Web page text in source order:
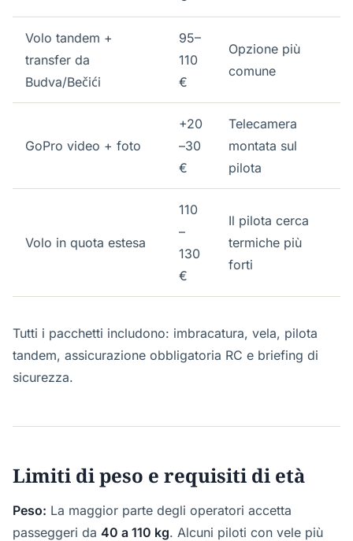
Volo tandem +
transfer da
Budva/Bečići
95–
110
€
Opzione più
comune
GoPro video + foto
+20
–30
€
Telecamera
montata sul
pilota
Volo in quota estesa
110
–
130
€
Il pilota cerca
termiche più
forti
Tutti i pacchetti includono: imbracatura, vela, pilota
tandem, assicurazione obbligatoria RC e briefing di
sicurezza.
Limiti di peso e requisiti di età
Peso: La maggior parte degli operatori accetta
passeggeri da 40 a 110 kg. Alcuni piloti con vele più